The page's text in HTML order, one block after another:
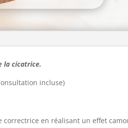
la cicatrice.
incluse)
en réalisant un effet